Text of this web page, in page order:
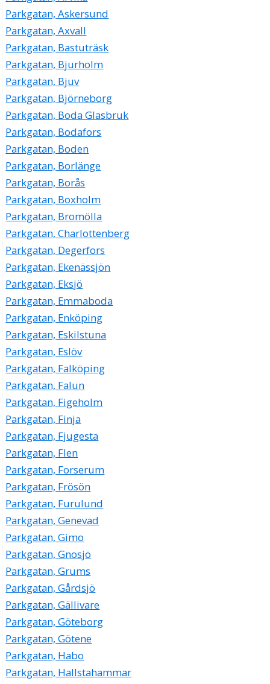
Parkgatan, Askersund
Parkgatan, Axvall
Parkgatan, Bastuträsk
Parkgatan, Bjurholm
Parkgatan, Bjuv
Parkgatan, Björneborg
Parkgatan, Boda Glasbruk
Parkgatan, Bodafors
Parkgatan, Boden
Parkgatan, Borlänge
Parkgatan, Borås
Parkgatan, Boxholm
Parkgatan, Bromölla
Parkgatan, Charlottenberg
Parkgatan, Degerfors
Parkgatan, Ekenässjön
Parkgatan, Eksjö
Parkgatan, Emmaboda
Parkgatan, Enköping
Parkgatan, Eskilstuna
Parkgatan, Eslöv
Parkgatan, Falköping
Parkgatan, Falun
Parkgatan, Figeholm
Parkgatan, Finja
Parkgatan, Fjugesta
Parkgatan, Flen
Parkgatan, Forserum
Parkgatan, Frösön
Parkgatan, Furulund
Parkgatan, Genevad
Parkgatan, Gimo
Parkgatan, Gnosjö
Parkgatan, Grums
Parkgatan, Gårdsjö
Parkgatan, Gällivare
Parkgatan, Göteborg
Parkgatan, Götene
Parkgatan, Habo
Parkgatan, Hallstahammar